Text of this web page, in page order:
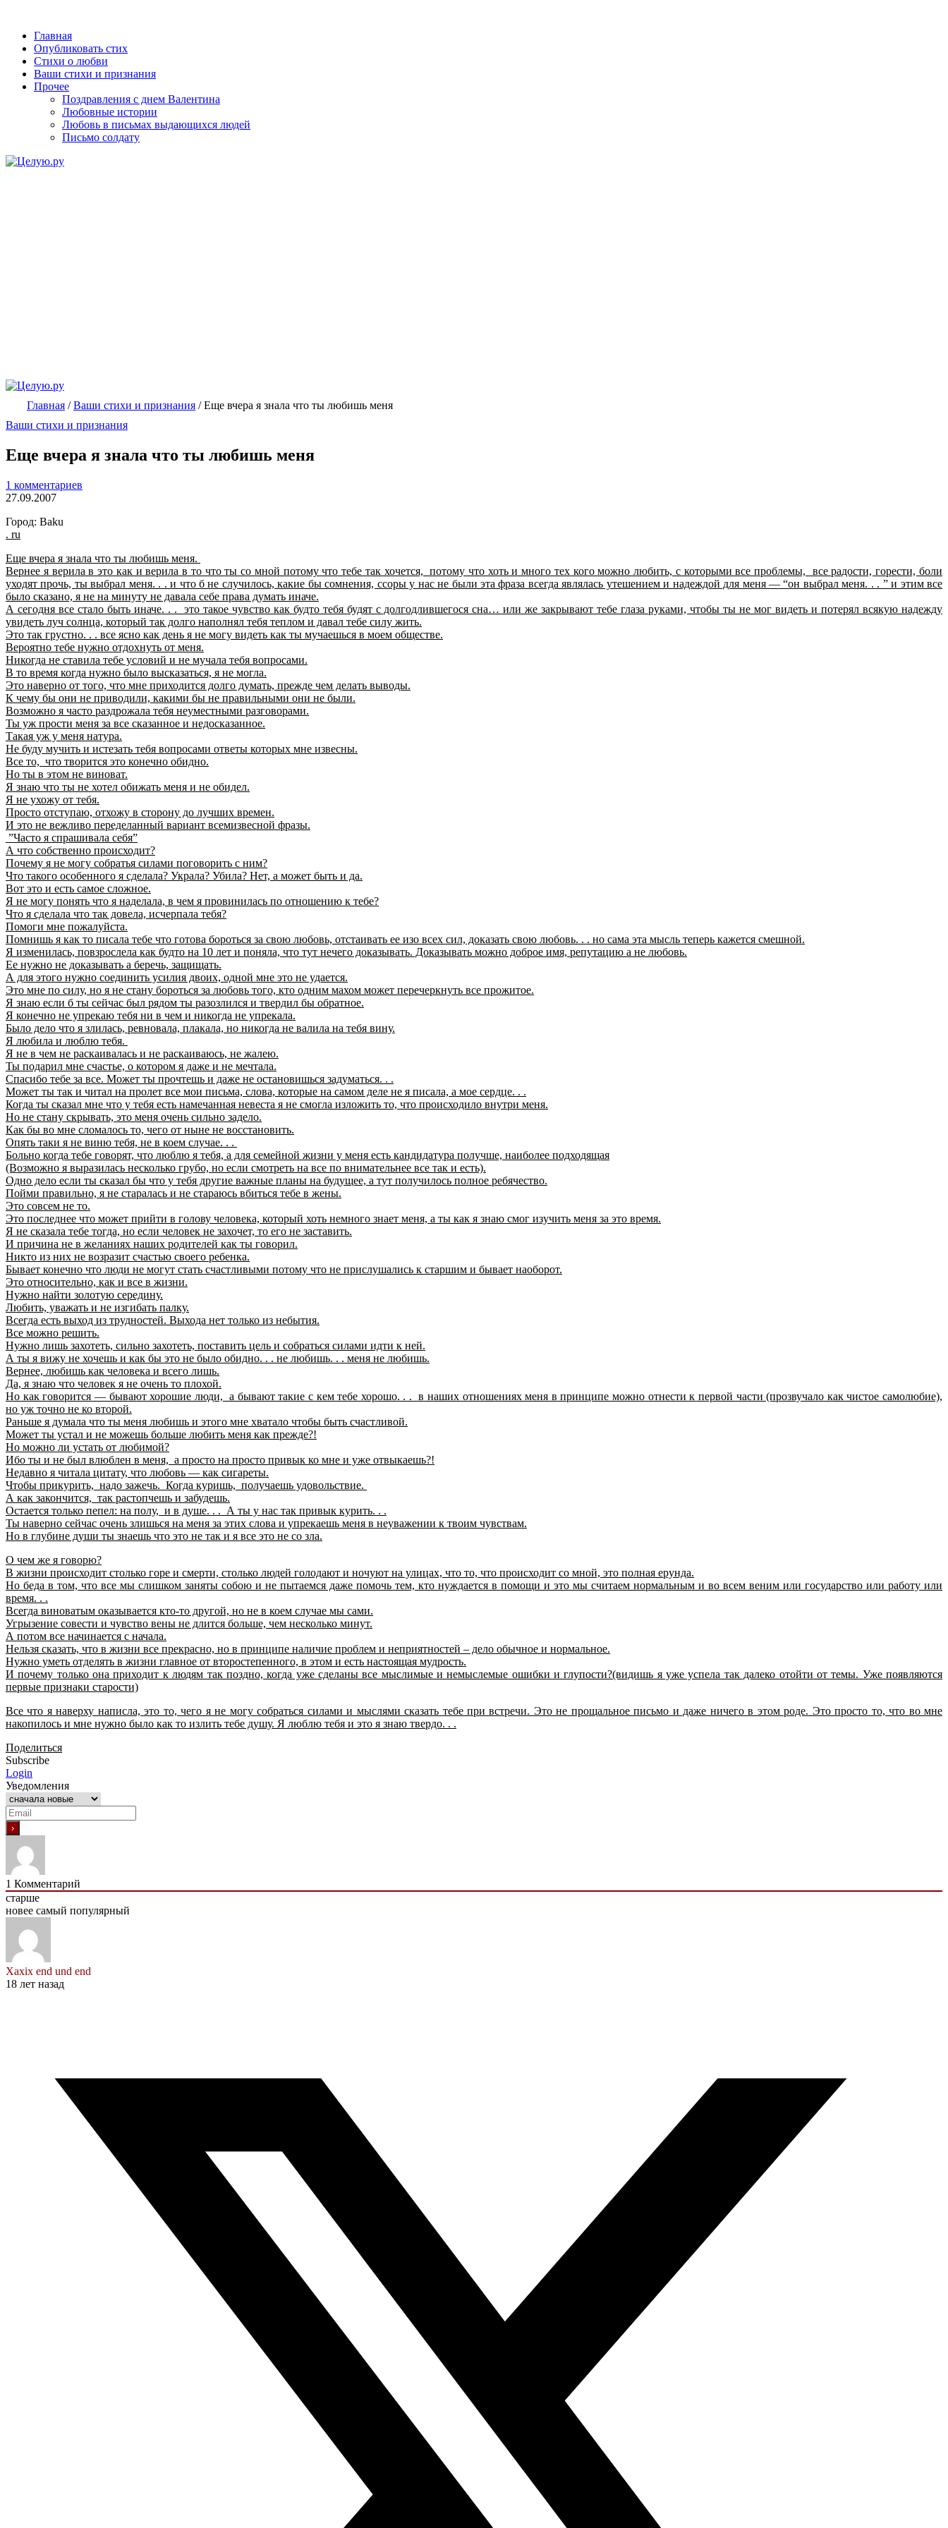
Главная
Опубликовать стих
Стихи о любви
Ваши стихи и признания
Прочее
Поздравления с днем Валентина
Любовные истории
Любовь в письмах выдающихся людей
Письмо солдату
Главная /Ваши стихи и признания /Еще вчера я знала что ты любишь меня
Ваши стихи и признания
Еще вчера я знала что ты любишь меня
1 комментариев
27.09.2007
Город: Baku
. ru
Еще вчера я знала что ты любишь меня.
Вернее я верила в это как и верила в то что ты со мной потому что тебе так хочется, потому что хоть и много тех кого можно любить, с которыми все проблемы, все радости, горести, боли
уходят прочь, ты выбрал меня. . . и что б не случилось, какие бы сомнения, ссоры у нас не были эта фраза всегда являлась утешением и надеждой для меня — “он выбрал меня. . . ” и этим все
было сказано, я не на минуту не давала себе права думать иначе.
А сегодня все стало быть иначе. . . это такое чувство как будто тебя будят с долгодлившегося сна… или же закрывают тебе глаза руками, чтобы ты не мог видеть и потерял всякую надежду
увидеть луч солнца, который так долго наполнял тебя теплом и давал тебе силу жить.
Это так грустно. . . все ясно как день я не могу видеть как ты мучаешься в моем обществе.
Вероятно тебе нужно отдохнуть от меня.
Никогда не ставила тебе условий и не мучала тебя вопросами.
В то время когда нужно было высказаться, я не могла.
Это наверно от того, что мне приходится долго думать, прежде чем делать выводы.
К чему бы они не приводили, какими бы не правильными они не были.
Возможно я часто раздрожала тебя неуместными разговорами.
Ты уж прости меня за все сказанное и недосказанное.
Такая уж у меня натура.
Не буду мучить и истезать тебя вопросами ответы которых мне извесны.
Все то, что творится это конечно обидно.
Но ты в этом не виноват.
Я знаю что ты не хотел обижать меня и не обидел.
Я не ухожу от тебя.
Просто отступаю, отхожу в сторону до лучших времен.
И это не вежливо переделанный вариант всемизвесной фразы.
”Часто я спрашивала себя”
А что собственно происходит?
Почему я не могу собратья силами поговорить с ним?
Что такого особенного я сделала? Украла? Убила? Нет, а может быть и да.
Вот это и есть самое сложное.
Я не могу понять что я наделала, в чем я провинилась по отношению к тебе?
Что я сделала что так довела, исчерпала тебя?
Помоги мне пожалуйста.
Помнишь я как то писала тебе что готова бороться за свою любовь, отстаивать ее изо всех сил, доказать свою любовь. . . но сама эта мысль теперь кажется смешной.
Я изменилась, повзрослела как будто на 10 лет и поняла, что тут нечего доказывать. Доказывать можно доброе имя, репутацию а не любовь.
Ее нужно не доказывать а беречь, защищать.
А для этого нужно соединить усилия двоих, одной мне это не удается.
Это мне по силу, но я не стану бороться за любовь того, кто одним махом может перечеркнуть все прожитое.
Я знаю если б ты сейчас был рядом ты разозлился и твердил бы обратное.
Я конечно не упрекаю тебя ни в чем и никогда не упрекала.
Было дело что я злилась, ревновала, плакала, но никогда не валила на тебя вину.
Я любила и люблю тебя.
Я не в чем не раскаивалась и не раскаиваюсь, не жалею.
Ты подарил мне счастье, о котором я даже и не мечтала.
Спасибо тебе за все. Может ты прочтешь и даже не остановишься задуматься. . .
Может ты так и читал на пролет все мои письма, слова, которые на самом деле не я писала, а мое сердце. . .
Когда ты сказал мне что у тебя есть намечанная невеста я не смогла изложить то, что происходило внутри меня.
Но не стану скрывать, это меня очень сильно задело.
Как бы во мне сломалось то, чего от ныне не восстановить.
Опять таки я не виню тебя, не в коем случае. . .
Больно когда тебе говорят, что люблю я тебя, а для семейной жизни у меня есть кандидатура получше, наиболее подходящая
(Возможно я выразилась несколько грубо, но если смотреть на все по внимательнее все так и есть).
Одно дело если ты сказал бы что у тебя другие важные планы на будущее, а тут получилось полное ребячество.
Пойми правильно, я не старалась и не стараюсь вбиться тебе в жены.
Это совсем не то.
Это последнее что может прийти в голову человека, который хоть немного знает меня, а ты как я знаю смог изучить меня за это время.
Я не сказала тебе тогда, но если человек не захочет, то его не заставить.
И причина не в желаниях наших родителей как ты говорил.
Никто из них не возразит счастью своего ребенка.
Бывает конечно что люди не могут стать счастливыми потому что не прислушались к старшим и бывает наоборот.
Это относительно, как и все в жизни.
Нужно найти золотую середину.
Любить, уважать и не изгибать палку.
Всегда есть выход из трудностей. Выхода нет только из небытия.
Все можно решить.
Нужно лишь захотеть, сильно захотеть, поставить цель и собраться силами идти к ней.
А ты я вижу не хочешь и как бы это не было обидно. . . не любишь. . . меня не любишь.
Вернее, любишь как человека и всего лишь.
Да, я знаю что человек я не очень то плохой.
Но как говорится — бывают хорошие люди, а бывают такие с кем тебе хорошо. . . в наших отношениях меня в принципе можно отнести к первой части (прозвучало как чистое самолюбие),
но уж точно не ко второй.
Раньше я думала что ты меня любишь и этого мне хватало чтобы быть счастливой.
Может ты устал и не можешь больше любить меня как прежде?!
Но можно ли устать от любимой?
Ибо ты и не был влюблен в меня, а просто на просто привык ко мне и уже отвыкаешь?!
Недавно я читала цитату, что любовь — как сигареты.
Чтобы прикурить, надо зажечь. Когда куришь, получаешь удовольствие.
А как закончится, так растопчешь и забудешь.
Остается только пепел: на полу, и в душе. . . А ты у нас так привык курить. . .
Ты наверно сейчас очень злишься на меня за этих слова и упрекаешь меня в неуважении к твоим чувствам.
Но в глубине души ты знаешь что это не так и я все это не со зла.
О чем же я говорю?
В жизни происходит столько горе и смерти, столько людей голодают и ночуют на улицах, что то, что происходит со мной, это полная ерунда.
Но беда в том, что все мы слишком заняты собою и не пытаемся даже помочь тем, кто нуждается в помощи и это мы считаем нормальным и во всем веним или государство или работу или
время. . .
Всегда виноватым оказывается кто-то другой, но не в коем случае мы сами.
Угрызение совести и чувство вены не длится больше, чем несколько минут.
А потом все начинается с начала.
Нельзя сказать, что в жизни все прекрасно, но в принципе наличие проблем и неприятностей – дело обычное и нормальное.
Нужно уметь отделять в жизни главное от второстепенного, в этом и есть настоящая мудрость.
И почему только она приходит к людям так поздно, когда уже сделаны все мыслимые и немыслемые ошибки и глупости?(видишь я уже успела так далеко отойти от темы. Уже появляются
первые признаки старости)
Все что я наверху написла, это то, чего я не могу собраться силами и мыслями сказать тебе при встречи. Это не прощальное письмо и даже ничего в этом роде. Это просто то, что во мне
накопилось и мне нужно было как то излить тебе душу. Я люблю тебя и это я знаю твердо. . .
Поделиться
Subscribe
Login
Уведомления
1 Комментарий
старше
новее самый популярный
Xaxix end und end
18 лет назад